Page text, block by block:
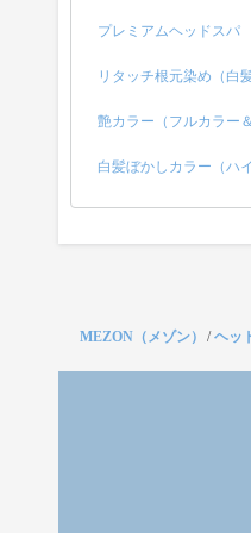
プレミアムヘッドスパ
リタッチ根元染め（白
艶カラー（フルカラー
白髪ぼかしカラー（ハ
MEZON（メゾン） /ヘッ